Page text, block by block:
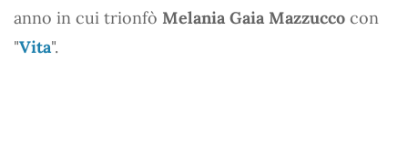
anno in cui trionfò Melania Gaia Mazzucco con
"Vita".